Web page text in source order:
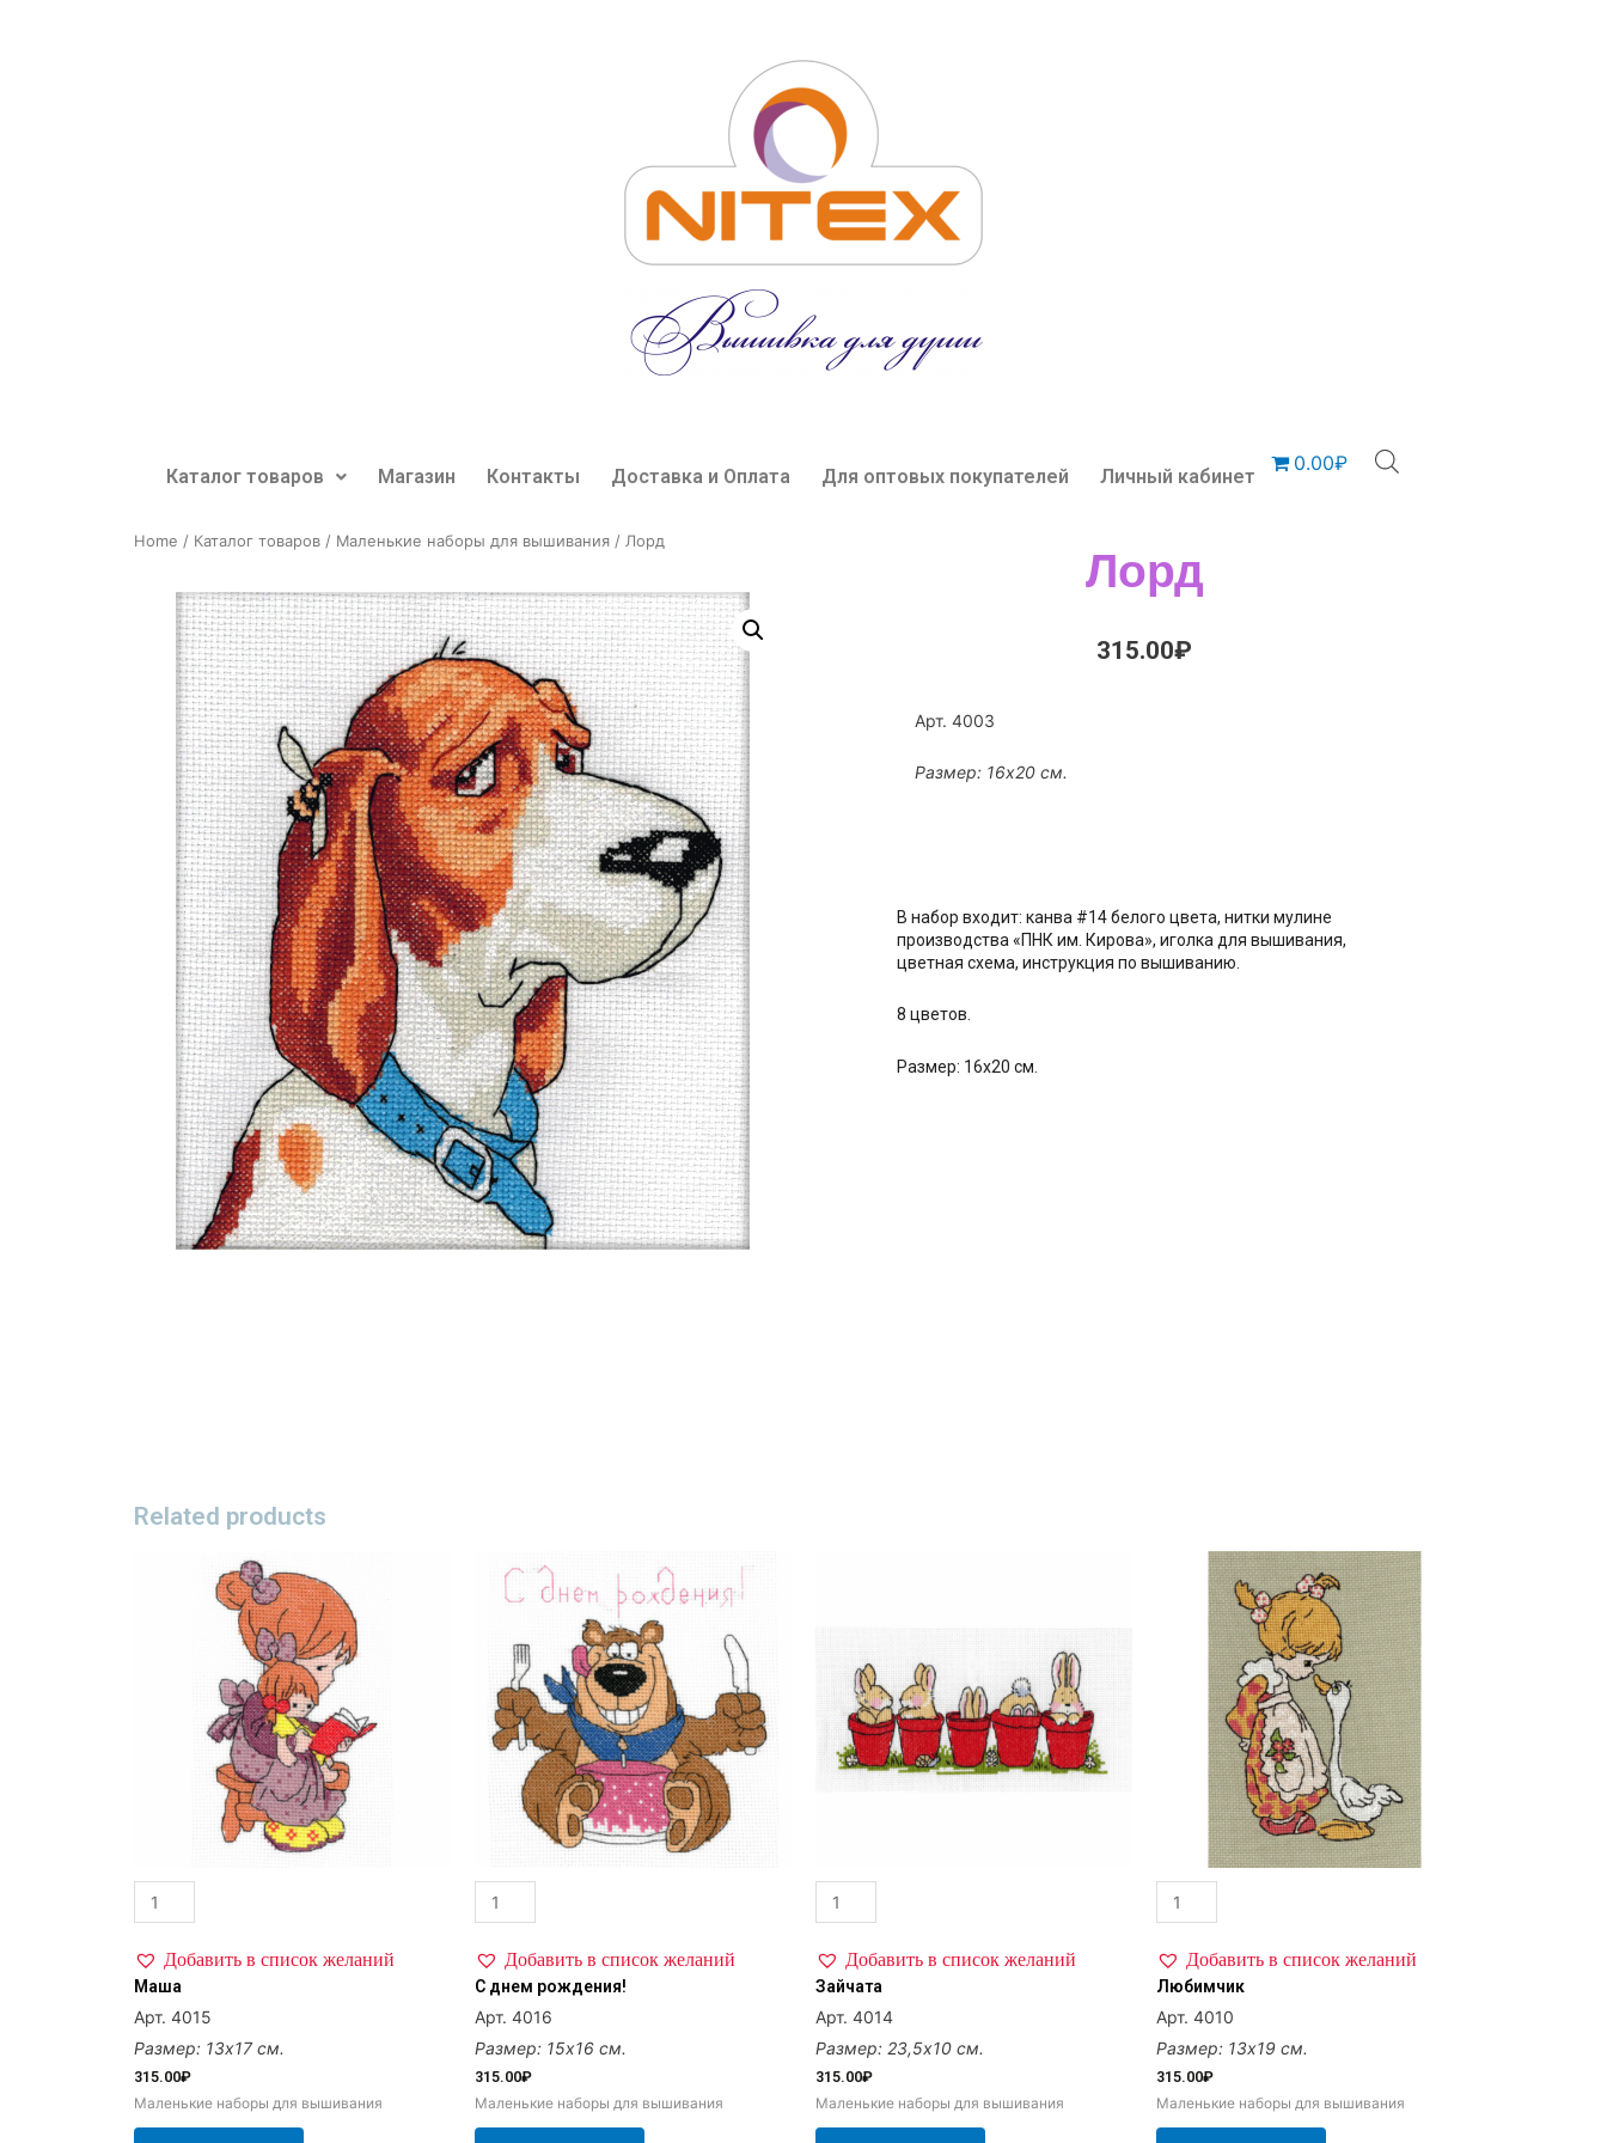
Каталог товаров Магазин Контакты Доставка и Оплата Для оптовых покупателей Личный кабинет
0.00₽
Home / Каталог товаров / Маленькие наборы для вышивания / Лорд
Лорд
315.00₽
Арт. 4003
Размер: 16х20 см.
В набор входит: канва #14 белого цвета, нитки мулине
производства «ПНК им. Кирова», иголка для вышивания,
цветная схема, инструкция по вышиванию.
8 цветов.
Размер: 16х20 см.
Related products
Добавить в список желаний
Маша
Арт. 4015
Размер: 13х17 см.
315.00₽
Маленькие наборы для вышивания
Добавить в список желаний
С днем рождения!
Арт. 4016
Размер: 15х16 см.
315.00₽
Маленькие наборы для вышивания
Добавить в список желаний
Зайчата
Арт. 4014
Размер: 23,5х10 см.
315.00₽
Маленькие наборы для вышивания
Добавить в список желаний
Любимчик
Арт. 4010
Размер: 13х19 см.
315.00₽
Маленькие наборы для вышивания